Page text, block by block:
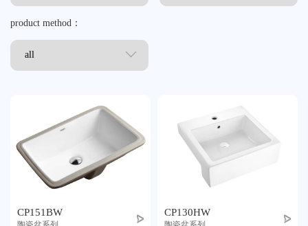
联系我们
product method：
CP151BW CP130HW